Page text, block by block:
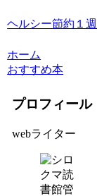
ヘルシー節約１
ホーム
おすすめ本
プロフィール
webライター